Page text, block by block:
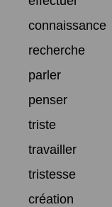
connaissance
recherche
parler
penser
triste
travailler
tristesse
création